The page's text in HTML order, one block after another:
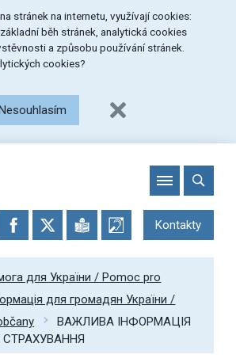
stránek na internetu, využívají cookies:
běh stránek, analytická cookies
a způsobu používání stránek.
cookies?
Kontakty
для України / Pomoc pro
для громадян України /
ВАЖЛИВА ІНФОРМАЦІЯ